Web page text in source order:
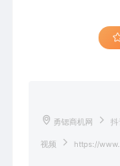
勇锶商机网 抖
视频 https://